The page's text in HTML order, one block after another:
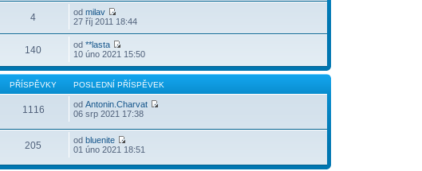
4 od milav
27 říj 2011 18:44
140 od **lasta
10 úno 2021 15:50
PŘÍSPĚVKY POSLEDNÍ PŘÍSPĚVEK
1116 od Antonin.Charvat
06 srp 2021 17:38
205 od bluenite
01 úno 2021 18:51